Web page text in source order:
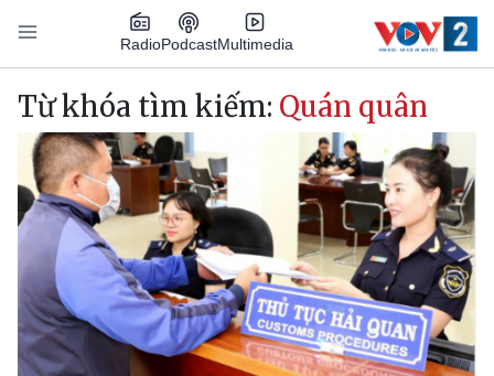
Nhảy đến nội dung
RadioPodcastMultimedia
Main navigation
Từ khóa tìm kiếm: Quán quân